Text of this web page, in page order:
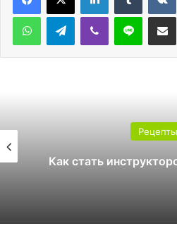
WhatsAppTelegramViber Line
Рецепты
Как стать